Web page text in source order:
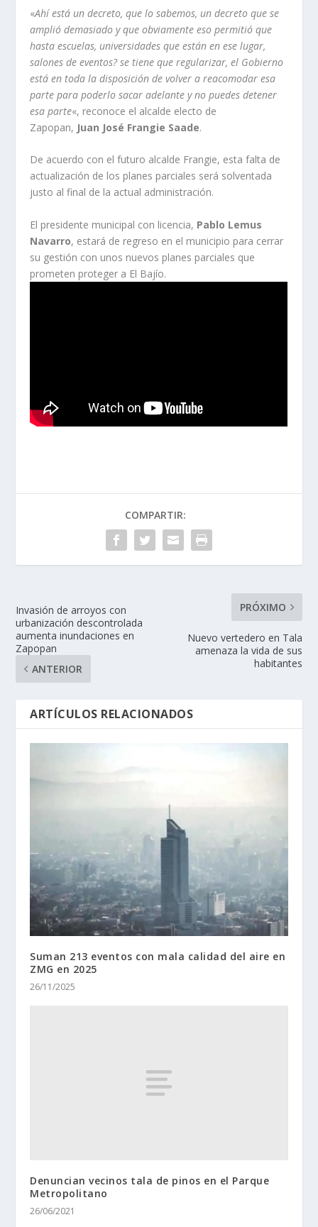
«Ahí está un decreto, que lo sabemos, un decreto que se
amplió demasiado y que obviamente eso permitió que
hasta escuelas, universidades que están en ese lugar,
salones de eventos? se tiene que regularizar, el Gobierno
está en toda la disposición de volver a reacomodar esa
parte para poderlo sacar adelante y no puedes detener
esa parte«, reconoce el alcalde electo de
Zapopan, Juan José Frangie Saade.
De acuerdo con el futuro alcalde Frangie, esta falta de
actualización de los planes parciales será solventada
justo al final de la actual administración.
El presidente municipal con licencia, Pablo Lemus
Navarro, estará de regreso en el municipio para cerrar
su gestión con unos nuevos planes parciales que
prometen proteger a El Bajío.
COMPARTIR:
Invasión de arroyos con
urbanización descontrolada
aumenta inundaciones en
Zapopan
ANTERIOR
PRÓXIMO
Nuevo vertedero en Tala
amenaza la vida de sus
habitantes
ARTÍCULOS RELACIONADOS
Suman 213 eventos con mala calidad del aire en
ZMG en 2025
26/11/2025
Denuncian vecinos tala de pinos en el Parque
Metropolitano
26/06/2021